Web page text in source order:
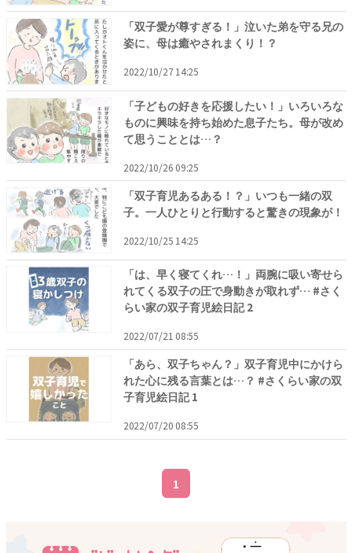
「双子愛が尊すぎる！」泣いた弟を守る兄の
姿に、母は癒やされまくり！？
2022/10/27 14:25
「子どもの好きを応援したい！」いろいろな
ものに興味を持ち始めた息子たち。母が改め
て思うこととは…？
2022/10/26 09:25
「双子育児あるある！？」いつも一緒の双
子。一人ひとりと行動すると驚きの現象が！
2022/10/25 14:25
「は、早く寝てくれ…！」両腕に吸い寄せら
れてくる双子の圧で身動きが取れず… #さく
らい家の双子育児絵日記 2
2022/07/21 08:55
「あら、双子ちゃん？」双子育児中にかけら
れた心に残る言葉とは…？ #さくらい家の双
子育児絵日記 1
2022/07/20 08:55
1